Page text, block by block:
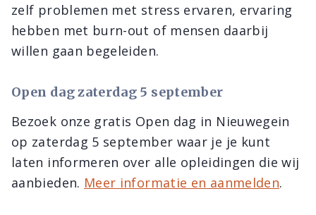
zelf problemen met stress ervaren, ervaring
hebben met burn-out of mensen daarbij
willen gaan begeleiden.
Open dag zaterdag 5 september
Bezoek onze gratis Open dag in Nieuwegein
op zaterdag 5 september waar je je kunt
laten informeren over alle opleidingen die wij
aanbieden. Meer informatie en aanmelden.